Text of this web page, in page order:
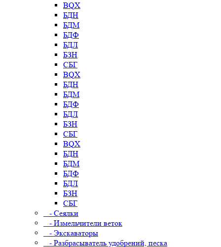
BQX
БДН
БДМ
БДФ
БДЛ
БЗН
СБГ
BQX
БДН
БДМ
БДФ
БДЛ
БЗН
СБГ
BQX
БДН
БДМ
БДФ
БДЛ
БЗН
СБГ
- Сеялки
- Измельчители веток
- Экскаваторы
- Разбрасыватель удобрений, песка